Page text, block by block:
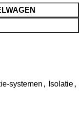
systemen , Isolatie,